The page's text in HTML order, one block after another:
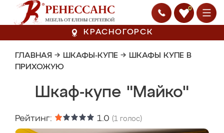
0
КРАСНОГОРСК
ГЛАВНАЯ → ШКАФЫ-КУПЕ → ШКАФЫ КУПЕ В
ПРИХОЖУЮ
Шкаф-купе "Майко"
Рейтинг: 1.0 (1 голос)